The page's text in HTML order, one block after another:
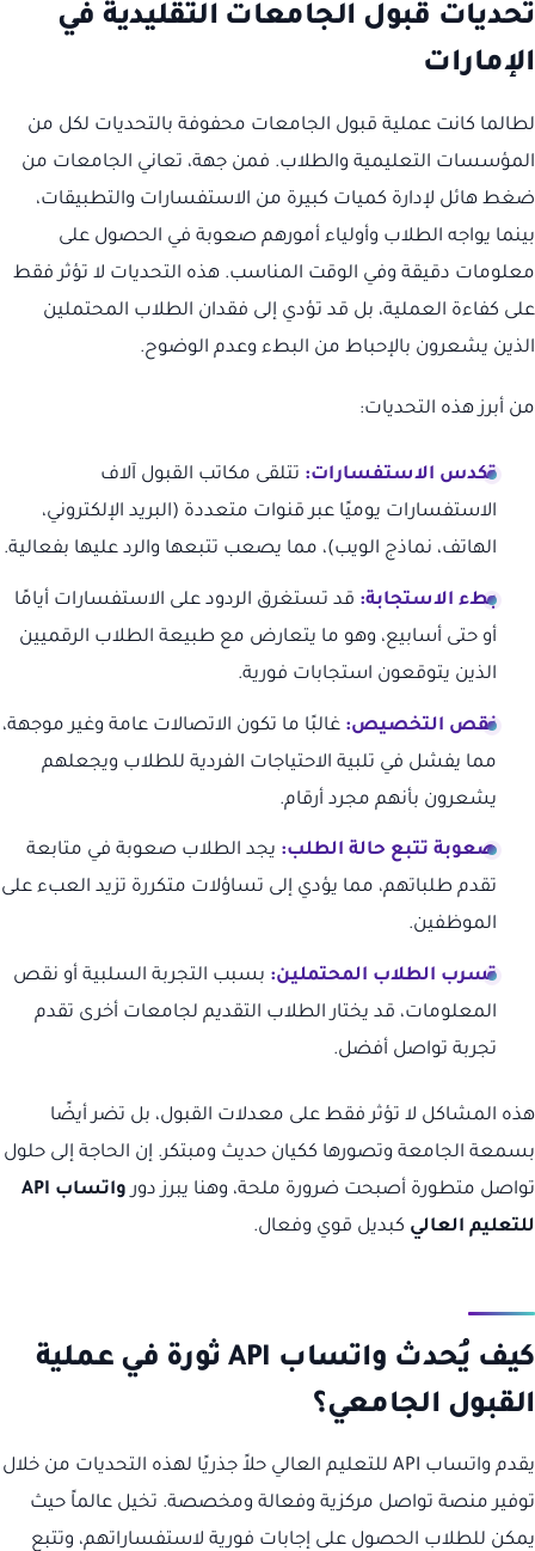
تحديات قبول الجامعات التقليدية في
الإمارات
لطالما كانت عملية قبول الجامعات محفوفة بالتحديات لكل من
المؤسسات التعليمية والطلاب. فمن جهة، تعاني الجامعات من
ضغط هائل لإدارة كميات كبيرة من الاستفسارات والتطبيقات،
بينما يواجه الطلاب وأولياء أمورهم صعوبة في الحصول على
معلومات دقيقة وفي الوقت المناسب. هذه التحديات لا تؤثر فقط
على كفاءة العملية، بل قد تؤدي إلى فقدان الطلاب المحتملين
الذين يشعرون بالإحباط من البطء وعدم الوضوح.
من أبرز هذه التحديات:
تكدس الاستفسارات: تتلقى مكاتب القبول آلاف
الاستفسارات يوميًا عبر قنوات متعددة (البريد الإلكتروني،
الهاتف، نماذج الويب)، مما يصعب تتبعها والرد عليها بفعالية.
بطء الاستجابة: قد تستغرق الردود على الاستفسارات أيامًا
أو حتى أسابيع، وهو ما يتعارض مع طبيعة الطلاب الرقميين
الذين يتوقعون استجابات فورية.
نقص التخصيص: غالبًا ما تكون الاتصالات عامة وغير موجهة،
مما يفشل في تلبية الاحتياجات الفردية للطلاب ويجعلهم
يشعرون بأنهم مجرد أرقام.
صعوبة تتبع حالة الطلب: يجد الطلاب صعوبة في متابعة
تقدم طلباتهم، مما يؤدي إلى تساؤلات متكررة تزيد العبء على
الموظفين.
تسرب الطلاب المحتملين: بسبب التجربة السلبية أو نقص
المعلومات، قد يختار الطلاب التقديم لجامعات أخرى تقدم
تجربة تواصل أفضل.
هذه المشاكل لا تؤثر فقط على معدلات القبول، بل تضر أيضًا
بسمعة الجامعة وتصورها ككيان حديث ومبتكر. إن الحاجة إلى حلول
تواصل متطورة أصبحت ضرورة ملحة، وهنا يبرز دور
واتساب API
للتعليم العالي كبديل قوي وفعال.
كيف يُحدث واتساب API ثورة في عملية
القبول الجامعي؟
يقدم واتساب API للتعليم العالي حلاً جذريًا لهذه التحديات من خلال
توفير منصة تواصل مركزية وفعالة ومخصصة. تخيل عالماً حيث
يمكن للطلاب الحصول على إجابات فورية لاستفساراتهم، وتتبع